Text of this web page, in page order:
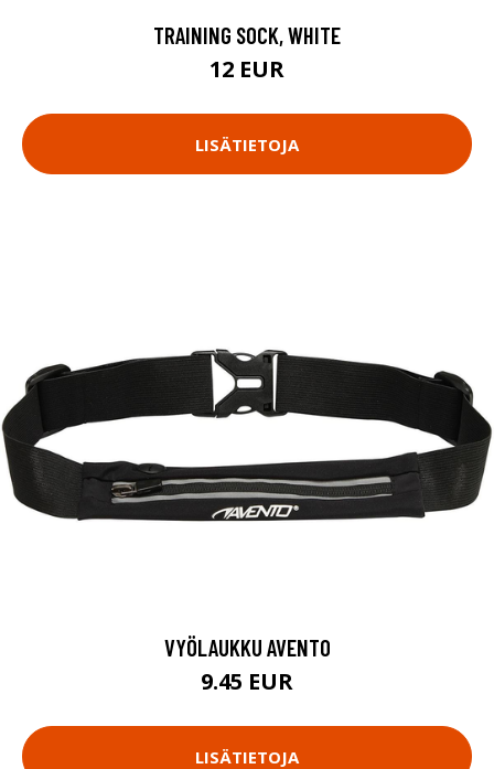
TRAINING SOCK, WHITE
12 EUR
LISÄTIETOJA
VYÖLAUKKU AVENTO
9.45 EUR
LISÄTIETOJA